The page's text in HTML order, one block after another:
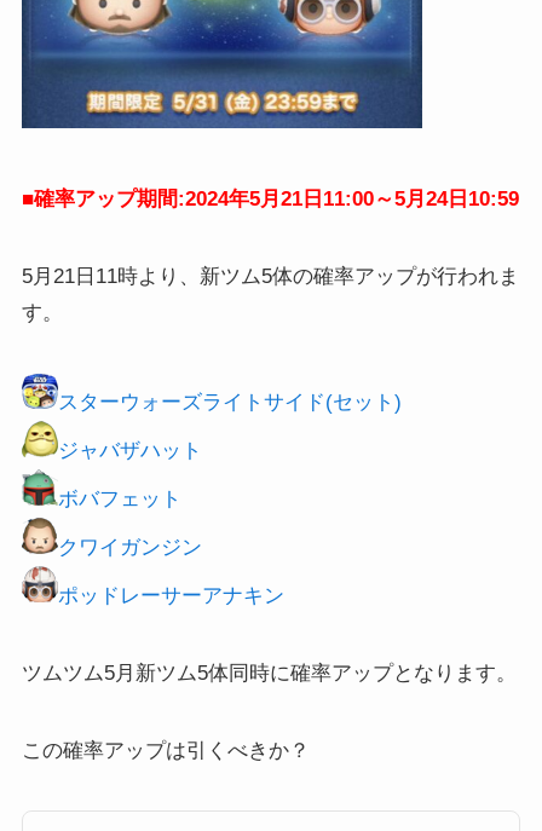
■確率アップ期間:2024年5月21日11:00～5月24日10:59
5月21日11時より、新ツム5体の確率アップが行われま
す。
スターウォーズライトサイド(セット)
ジャバザハット
ボバフェット
クワイガンジン
ポッドレーサーアナキン
ツムツム5月新ツム5体同時に確率アップとなります。
この確率アップは引くべきか？